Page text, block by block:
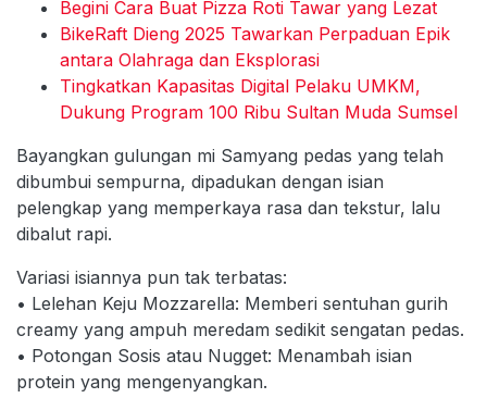
Begini Cara Buat Pizza Roti Tawar yang Lezat
BikeRaft Dieng 2025 Tawarkan Perpaduan Epik
antara Olahraga dan Eksplorasi
Tingkatkan Kapasitas Digital Pelaku UMKM,
Dukung Program 100 Ribu Sultan Muda Sumsel
Bayangkan gulungan mi Samyang pedas yang telah
dibumbui sempurna, dipadukan dengan isian
pelengkap yang memperkaya rasa dan tekstur, lalu
dibalut rapi.
Variasi isiannya pun tak terbatas:
• Lelehan Keju Mozzarella: Memberi sentuhan gurih
creamy yang ampuh meredam sedikit sengatan pedas.
• Potongan Sosis atau Nugget: Menambah isian
protein yang mengenyangkan.